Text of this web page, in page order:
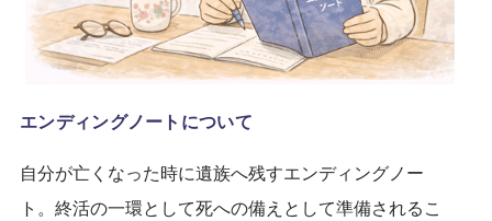
エンディングノートについて
自分が亡くなった時に遺族へ残すエンディングノー
ト。終活の一環として死への備えとして準備されるこ